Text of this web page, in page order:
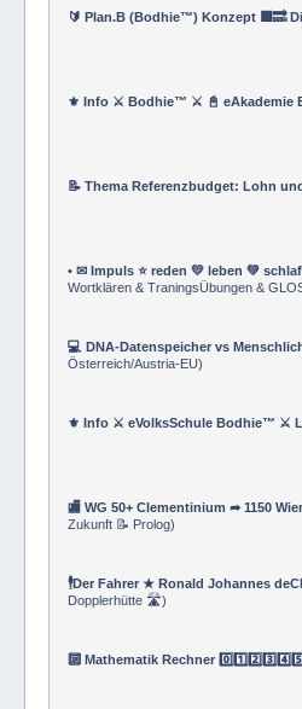
🔰 Plan.B (Bodhie™) Konzept 🟪🔜
⚜ Info ⚔ Bodhie™ ⚔ 📓 eAkademie
📝 Thema Referenzbudget: Lohn
• ✉ Impuls ⭐️ reden 💛 leben 💚
Wortklären & TraningsÜbungen &
💻 DNA-Datenspeicher vs
Österreich/Austria-EU)
⚜ Info ⚔ eVolksSchule Bodhie™ ⚔
🏬 WG 50+ Clementinium ➦ 1150
Zukunft 📝 Prolog)
🕴Der Fahrer ★ Ronald Johannes
Dopplerhütte 🛣)
🔟 Mathematik Rechner